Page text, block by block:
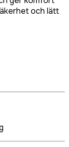
och lätt